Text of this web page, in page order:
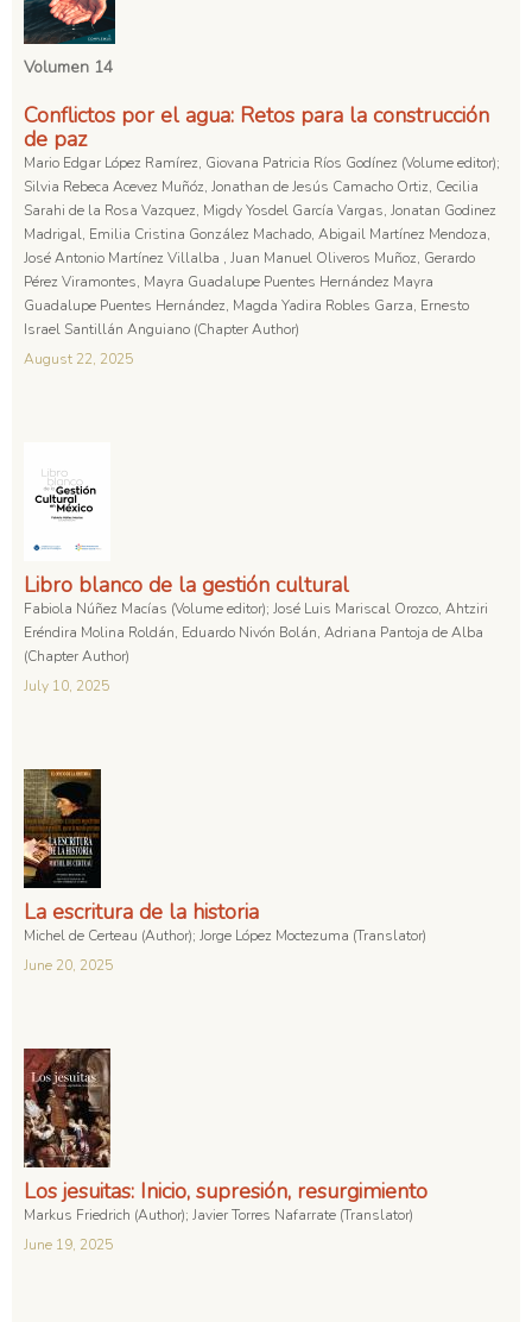
Volumen 14
Conflictos por el agua: Retos para la construcción
de paz
Mario Edgar López Ramírez, Giovana Patricia Ríos Godínez (Volume editor);
Silvia Rebeca Acevez Muñóz, Jonathan de Jesús Camacho Ortiz, Cecilia
Sarahi de la Rosa Vazquez, Migdy Yosdel García Vargas, Jonatan Godinez
Madrigal, Emilia Cristina González Machado, Abigail Martínez Mendoza,
José Antonio Martínez Villalba , Juan Manuel Oliveros Muñoz, Gerardo
Pérez Viramontes, Mayra Guadalupe Puentes Hernández Mayra
Guadalupe Puentes Hernández, Magda Yadira Robles Garza, Ernesto
Israel Santillán Anguiano (Chapter Author)
August 22, 2025
Libro blanco de la gestión cultural
Fabiola Núñez Macías (Volume editor); José Luis Mariscal Orozco, Ahtziri
Eréndira Molina Roldán, Eduardo Nivón Bolán, Adriana Pantoja de Alba
(Chapter Author)
July 10, 2025
La escritura de la historia
Michel de Certeau (Author); Jorge López Moctezuma (Translator)
June 20, 2025
Los jesuitas: Inicio, supresión, resurgimiento
Markus Friedrich (Author); Javier Torres Nafarrate (Translator)
June 19, 2025